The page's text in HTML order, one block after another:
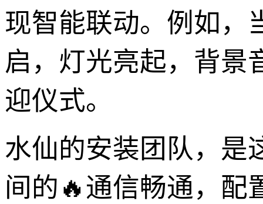
现智能联动。例如，
启，灯光亮起，背景
迎仪式。
水仙的安装团队，是
间的🔥通信畅通，配